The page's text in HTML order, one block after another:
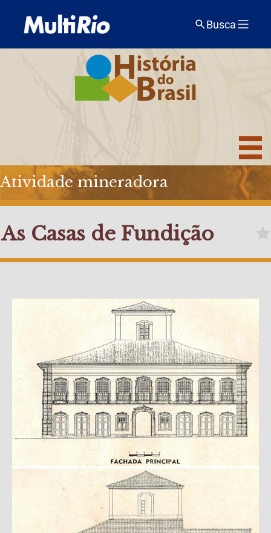
Busca
Atividade mineradora
As Casas de Fundição